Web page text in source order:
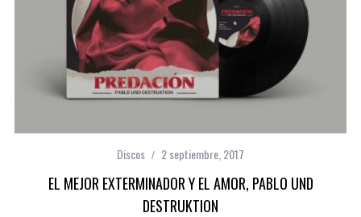
Discos 2 septiembre, 2017
EL MEJOR EXTERMINADOR Y EL AMOR, PABLO UND
DESTRUKTION